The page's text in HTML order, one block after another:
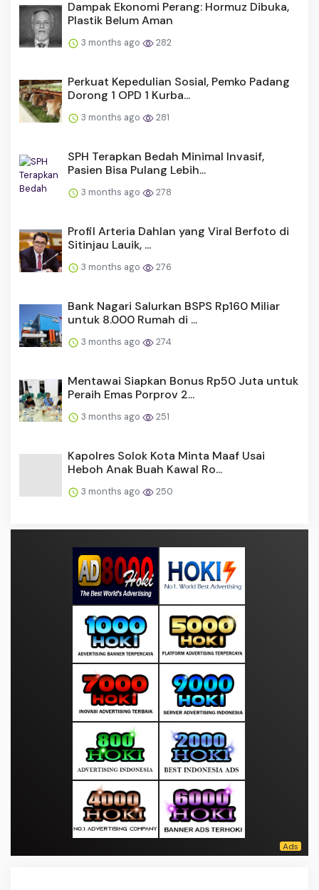
Dampak Ekonomi Perang: Hormuz Dibuka,
Plastik Belum Aman
3 months ago 282
Perkuat Kepedulian Sosial, Pemko Padang
Dorong 1 OPD 1 Kurba...
3 months ago 281
SPH Terapkan Bedah Minimal Invasif,
Pasien Bisa Pulang Lebih...
3 months ago 278
Profil Arteria Dahlan yang Viral Berfoto di
Sitinjau Lauik, ...
3 months ago 276
Bank Nagari Salurkan BSPS Rp160 Miliar
untuk 8.000 Rumah di ...
3 months ago 274
Mentawai Siapkan Bonus Rp50 Juta untuk
Peraih Emas Porprov 2...
3 months ago 251
Kapolres Solok Kota Minta Maaf Usai
Heboh Anak Buah Kawal Ro...
3 months ago 250